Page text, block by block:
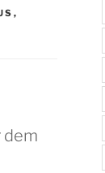
,
dem